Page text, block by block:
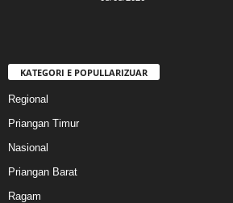
KATEGORI E POPULLARIZUAR
Regional
Priangan Timur
Nasional
Priangan Barat
Ragam